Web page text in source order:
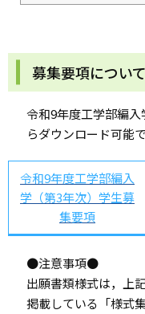
募集要項について
令和9年度工学部編
らダウンロード可能で
令和9年度工学部編入
学（第3年次）学生募
集要項
●注意事項●
出願書類様式は，上
掲載している「様式